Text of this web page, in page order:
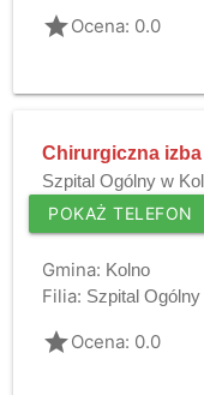
gradeOcena: 0.0
Chirurgiczna
Szpital Ogólny w
POKAŻ TELEFON
Gmina: Kolno
Filia: Szpital
gradeOcena: 0.0